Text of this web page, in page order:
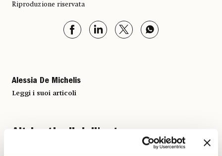
Riproduzione riservata
Alessia De Michelis
Leggi i suoi articoli
Altri articoli dell'autore